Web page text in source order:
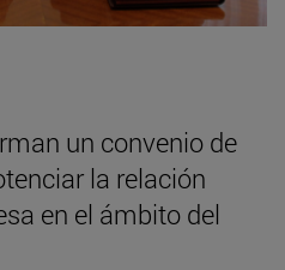
un convenio de
la relación
en el ámbito del